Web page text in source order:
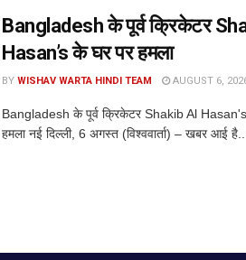
Bangladesh के पूर्व क्रिकेटर
Hasan’s के घर पर हमला
BY WISHAV WARTA HINDI TEAM AUGUST 6,
Bangladesh के पूर्व क्रिकेटर Shakib Al
हमला नई दिल्ली, 6 अगस्त (विश्ववार्ता) – खबर आई